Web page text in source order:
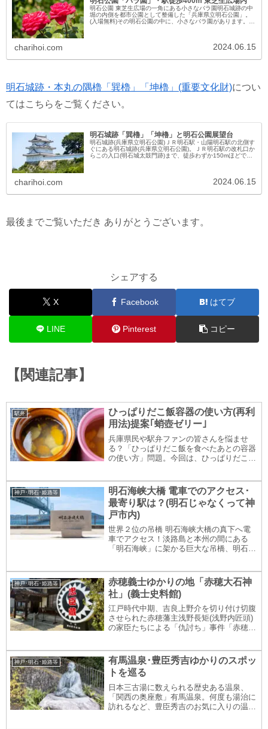
明石公園 東芝生広場の一角にある小さなバラ園明石城跡の中
堀の内側を都市公園として整備した「兵庫県立明石公園」。
(入場無料)その明石公園の中に、小さなバラ園があります。バ
charihoi.com 2024.06.15
明石城跡・本丸の隅櫓「巽櫓」「坤櫓」(重要文化財)につい
てはこちらをご覧ください。
明石城跡「巽櫓」「坤櫓」と明石公園展望台
明石城跡(兵庫県立明石公園)ＪＲ明石駅・山陽明石駅の北側す
ぐにある明石城跡(兵庫県立明石公園)。ＪＲ明石駅の改札口か
らこの入口(明石城太鼓門跡)まで、徒歩わずか150mほどで
charihoi.com 2024.06.15
最後までご覧いただき ありがとうございます。
シェアする
X Facebook はてブ
LINE Pinterest コピー
【関連記事】
駅弁
ひっぱりだこ飯容器の使い方(再利
用法)提案｢蛸壺ゼリー｣
兵庫県民や駅弁ファンの皆さんを悩ませ
る？「ひっぱりだこ飯を食べたあとの容器
の使い方」問題。今回は、ひっぱりだこ飯
ずバランスよく作る方法もご紹介。ぜひ最
後までご覧ください。
神戸･明石･姫路等
明石海峡大橋 電車でのアクセス･
最寄り駅は？(明石じゃなくって神
戸市内)
世界２位の吊橋 明石海峡大橋の真下へ電
車でアクセス！淡路島と本州の間にある
「明石海峡」に架かる巨大な吊橋、明石海
吊橋です。ついこの前まで「世界最長」の
吊橋だっ...
神戸･明石･姫路等
赤穂義士ゆかりの地「赤穂大石神
社」(義士史料館)
江戸時代中期、吉良上野介を切り付け切腹
させられた赤穂藩主浅野長矩(浅野内匠頭)
の家臣たちによる「仇討ち」事件「赤穂事
良上野介を討ちとった大石良雄(大石内蔵
助)ら「...
神戸･明石･姫路等
有馬温泉･豊臣秀吉ゆかりのスポッ
トを巡る
日本三古湯に数えられる歴史ある温泉、
「関西の奥座敷」有馬温泉。何度も湯治に
訪れるなど、豊臣秀吉のお気に入りの温泉